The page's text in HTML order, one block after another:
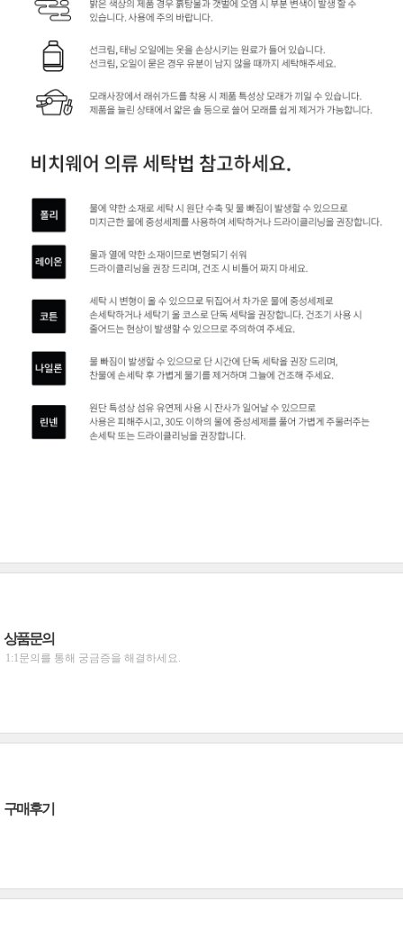
상품문의
1:1문의를 통해 궁금증을 해결하세요.
구매후기